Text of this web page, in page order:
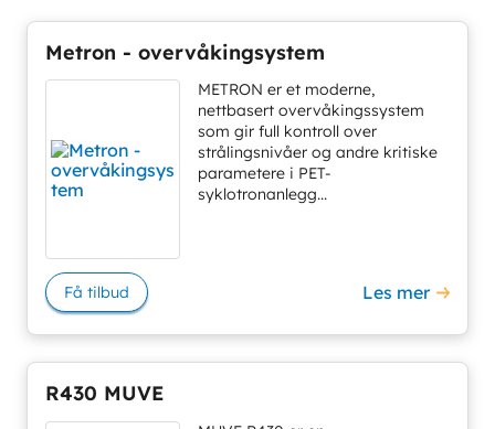
Metron - overvåkingsystem
METRON er et moderne,
nettbasert overvåkingssystem
som gir full kontroll over
strålingsnivåer og andre kritiske
parametere i PET-
syklotronanlegg...
Få tilbud Les mer
R430 MUVE